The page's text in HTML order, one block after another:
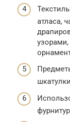
атласа,